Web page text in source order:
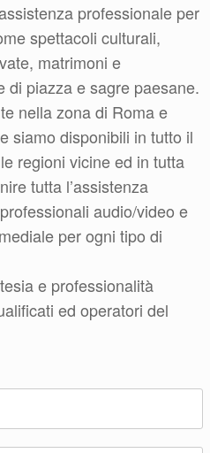
professionale per
spettacoli culturali,
matrimoni e
di piazza e sagre paesane.
nella zona di Roma e
siamo disponibili in tutto il
regioni vicine ed in tutta
tutta l’assistenza
audio/video e
per ogni tipo di
e professionalità
ed operatori del